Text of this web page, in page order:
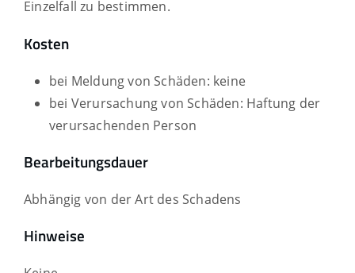
Einzelfall zu bestimmen.
Kosten
bei Meldung von Schäden: keine
bei Verursachung von Schäden: Haftung der
verursachenden Person
Bearbeitungsdauer
Abhängig von der Art des Schadens
Hinweise